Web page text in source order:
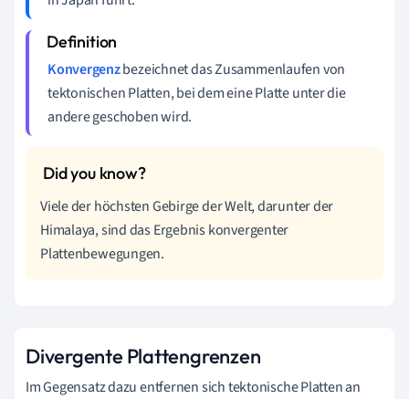
Konvergenzbezeichnet das Zusammenlaufen von
tektonischen Platten, bei dem eine Platte unter die
andere geschoben wird.
Viele der höchsten Gebirge der Welt, darunter der
Himalaya, sind das Ergebnis konvergenter
Plattenbewegungen.
Divergente Plattengrenzen
Im Gegensatz dazu entfernen sich tektonische Platten an